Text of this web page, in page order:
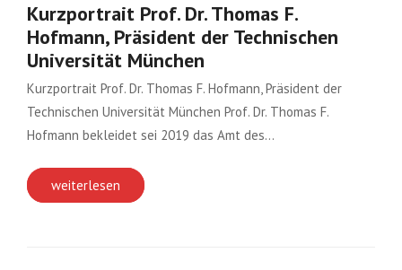
Kurzportrait Prof. Dr. Thomas F.
Hofmann, Präsident der Technischen
Universität München
Kurzportrait Prof. Dr. Thomas F. Hofmann, Präsident der
Technischen Universität München Prof. Dr. Thomas F.
Hofmann bekleidet sei 2019 das Amt des…
weiterlesen